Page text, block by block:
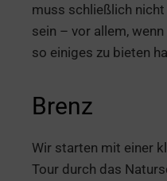
muss schließlich
sein – vor allem,
so einiges zu bieten
Brenz
Wir starten mit einer
Tour durch das